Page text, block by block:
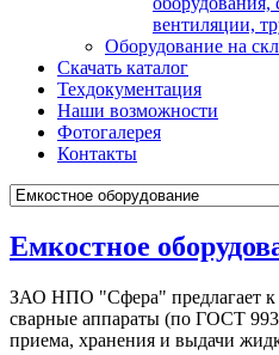
вентиляции,
Оборудование на
Скачать каталог
Техдокументация
Наши возможности
Фотогалерея
Контакты
Емкостное
ЗАО НПО "Сфера" предлагает к
сварные аппараты (по ГОСТ
приема, хранения и выдачи